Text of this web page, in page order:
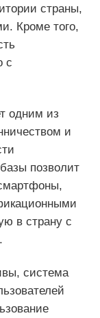
страны,
Кроме того,
с
одним из
и
позволит
в страну с
система